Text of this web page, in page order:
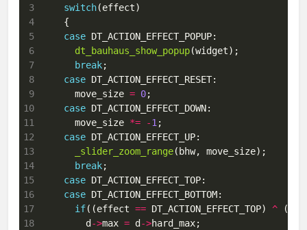
3
switch
4
5
case
6
dt_bauhaus_show_popup
7
break
8
case
9
      move_size
= 0
10
case
11
      move_size
*= -1
12
case
13
_slider_zoom_range
14
break
15
case
16
case
17
if((effect == DT_ACTION_EFFECT_TOP) ^ (d
18
        d
->max = d ->